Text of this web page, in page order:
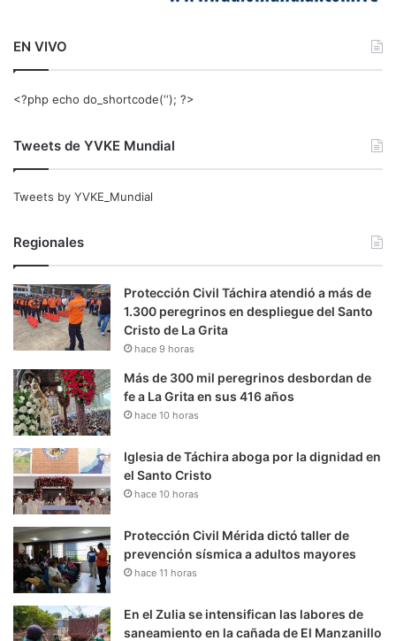
EN VIVO
<?php echo do_shortcode(‘‘); ?>
Tweets de YVKE Mundial
Tweets by YVKE_Mundial
Regionales
Protección Civil Táchira atendió a más de
1.300 peregrinos en despliegue del Santo
Cristo de La Grita
hace 9 horas
Más de 300 mil peregrinos desbordan de
fe a La Grita en sus 416 años
hace 10 horas
Iglesia de Táchira aboga por la dignidad en
el Santo Cristo
hace 10 horas
Protección Civil Mérida dictó taller de
prevención sísmica a adultos mayores
hace 11 horas
En el Zulia se intensifican las labores de
saneamiento en la cañada de El Manzanillo